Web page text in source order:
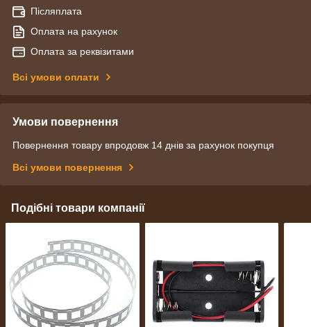
Післяплата
Оплата на рахунок
Оплата за реквізитами
Всі умови оплати
Умови повернення
Повернення товару впродовж 14 днів за рахунок покупця
Всі умови повернення
Подібні товари компанії